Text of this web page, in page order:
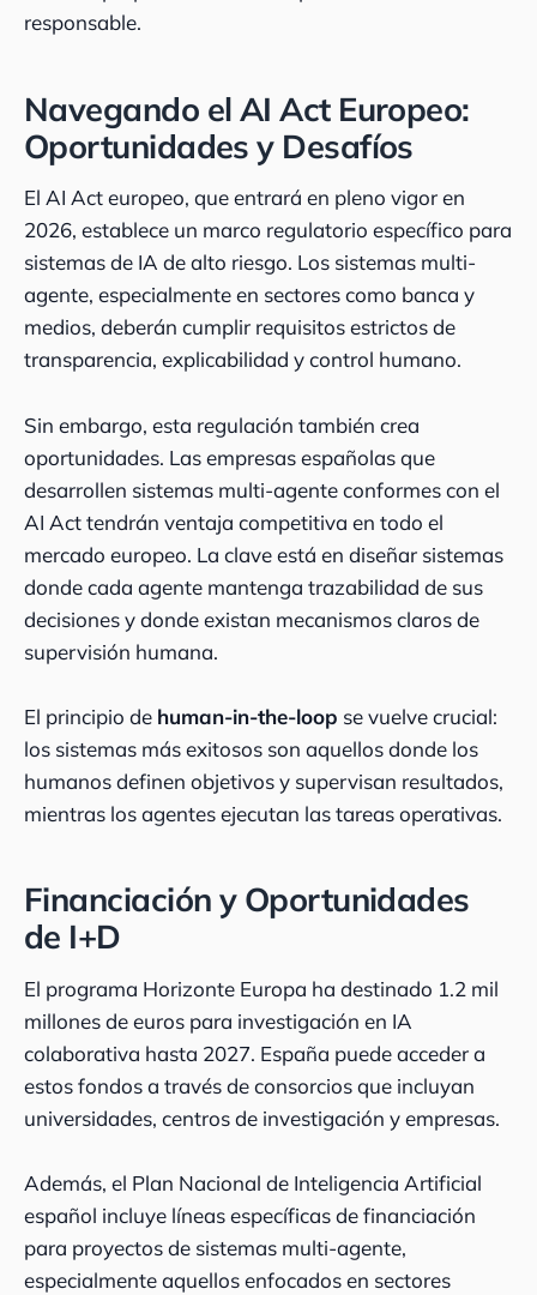
responsable.
Navegando el AI Act Europeo:
Oportunidades y Desafíos
El AI Act europeo, que entrará en pleno vigor en
2026, establece un marco regulatorio específico para
sistemas de IA de alto riesgo. Los sistemas multi-
agente, especialmente en sectores como banca y
medios, deberán cumplir requisitos estrictos de
transparencia, explicabilidad y control humano.
Sin embargo, esta regulación también crea
oportunidades. Las empresas españolas que
desarrollen sistemas multi-agente conformes con el
AI Act tendrán ventaja competitiva en todo el
mercado europeo. La clave está en diseñar sistemas
donde cada agente mantenga trazabilidad de sus
decisiones y donde existan mecanismos claros de
supervisión humana.
El principio de human-in-the-loop se vuelve crucial:
los sistemas más exitosos son aquellos donde los
humanos definen objetivos y supervisan resultados,
mientras los agentes ejecutan las tareas operativas.
Financiación y Oportunidades
de I+D
El programa Horizonte Europa ha destinado 1.2 mil
millones de euros para investigación en IA
colaborativa hasta 2027. España puede acceder a
estos fondos a través de consorcios que incluyan
universidades, centros de investigación y empresas.
Además, el Plan Nacional de Inteligencia Artificial
español incluye líneas específicas de financiación
para proyectos de sistemas multi-agente,
especialmente aquellos enfocados en sectores